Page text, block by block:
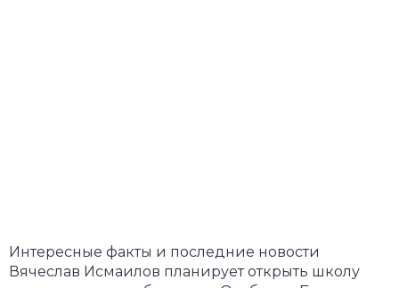
Интересные факты и последние новости
Вячеслав Исмаилов планирует открыть школу